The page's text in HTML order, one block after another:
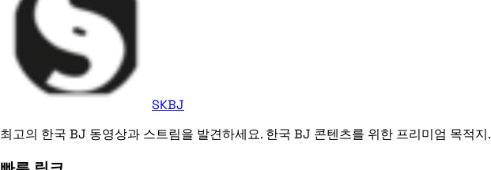
SKBJ
최고의 한국 BJ 동영상과 스트림을 발견하세요. 한국 BJ 콘텐츠를 위한 프리미엄 목적지.